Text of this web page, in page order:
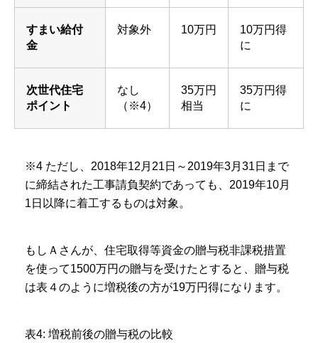
すまい給付
金
対象外 10万円
10万円得
に
次世代住宅
ポイント
なし
（※4）
35万円
相当
35万円得
に
※4 ただし、2018年12月21日～2019年3月31日まで
に締結された工事請負契約であっても、2019年10月
1日以降に着工するものは対象。
もしＡさんが、住宅取得等資金の贈与税非課税措置
を使って1500万円の贈与を受けたとすると、贈与税
は表４のように増税後の方が19万円得になります。
表4: 増税前後の贈与税の比較